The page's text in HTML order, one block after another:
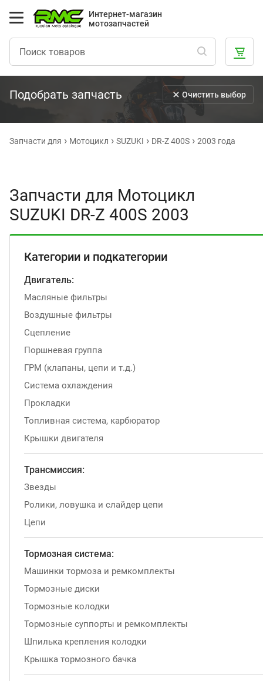
Интернет-магазин
мотозапчастей
Подобрать запчасть Очистить выбор
Запчасти для Мотоцикл SUZUKI DR-Z 400S 2003 года
Запчасти для Мотоцикл
SUZUKI DR-Z 400S 2003
Категории и подкатегории
Двигатель:
Масляные фильтры
Воздушные фильтры
Сцепление
Поршневая группа
ГРМ (клапаны, цепи и т.д.)
Система охлаждения
Прокладки
Топливная система, карбюратор
Крышки двигателя
Трансмиссия:
Звезды
Ролики, ловушка и слайдер цепи
Цепи
Тормозная система:
Машинки тормоза и ремкомплекты
Тормозные диски
Тормозные колодки
Тормозные суппорты и ремкомплекты
Шпилька крепления колодки
Крышка тормозного бачка